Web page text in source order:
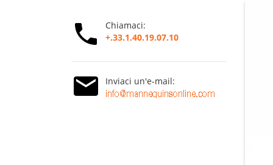
Chiamaci:
+.33.1.40.19.07.10
Inviaci un'e-mail: